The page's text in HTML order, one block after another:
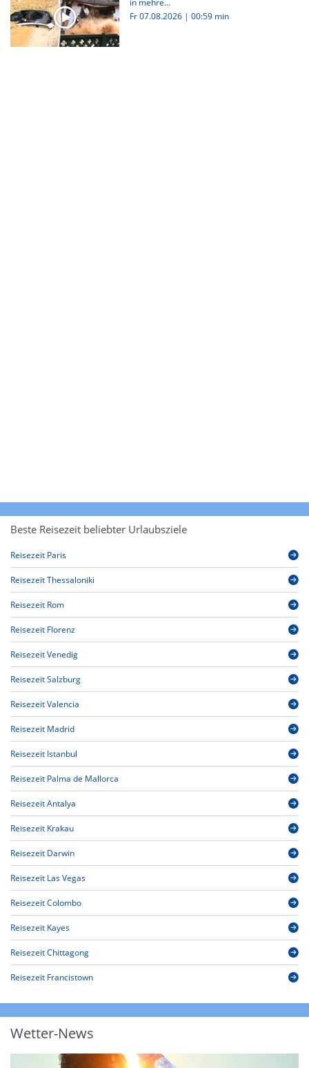
in mehre...
Fr 07.08.2026 | 00:59 min
Beste Reisezeit beliebter Urlaubsziele
Reisezeit Paris
Reisezeit Thessaloniki
Reisezeit Rom
Reisezeit Florenz
Reisezeit Venedig
Reisezeit Salzburg
Reisezeit Valencia
Reisezeit Madrid
Reisezeit Istanbul
Reisezeit Palma de Mallorca
Reisezeit Antalya
Reisezeit Krakau
Reisezeit Darwin
Reisezeit Las Vegas
Reisezeit Colombo
Reisezeit Kayes
Reisezeit Chittagong
Reisezeit Francistown
Wetter-News